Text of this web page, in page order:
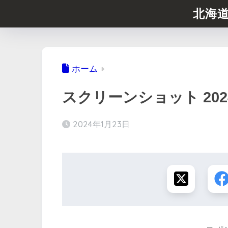
北海
ホーム
スクリーンショット
2024年1月23日